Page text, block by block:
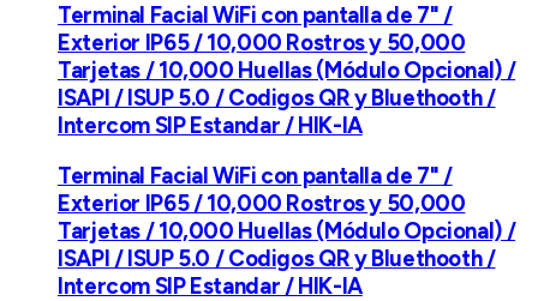
Terminal Facial WiFi con pantalla de 7" /
Exterior IP65 / 10,000 Rostros y 50,000
Tarjetas / 10,000 Huellas (Módulo Opcional) /
ISAPI / ISUP 5.0 / Codigos QR y Bluethooth /
Intercom SIP Estandar / HIK-IA
Terminal Facial WiFi con pantalla de 7" /
Exterior IP65 / 10,000 Rostros y 50,000
Tarjetas / 10,000 Huellas (Módulo Opcional) /
ISAPI / ISUP 5.0 / Codigos QR y Bluethooth /
Intercom SIP Estandar / HIK-IA